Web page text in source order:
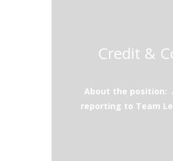
Credit &
About the position:
reporting to Team